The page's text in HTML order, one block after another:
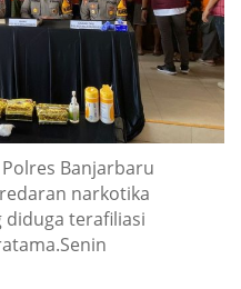
Banjarbaru
narkotika
diduga terafiliasi